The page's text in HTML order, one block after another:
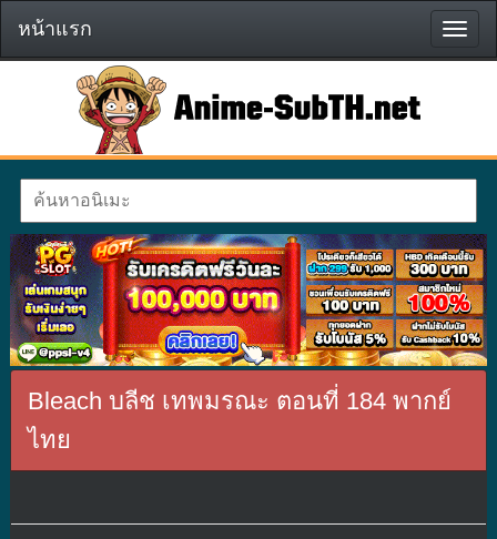
หน้า
แรก
หน้าแรก
Bleach บลีช เทพมรณะ ตอนที่ 184 พากย์
ไทย